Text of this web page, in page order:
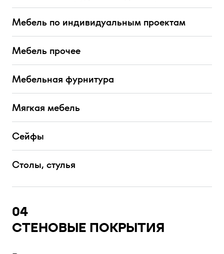
Мебель по индивидуальным проектам
Мебель прочее
Мебельная фурнитура
Мягкая мебель
Сейфы
Столы, стулья
04
СТЕНОВЫЕ ПОКРЫТИЯ